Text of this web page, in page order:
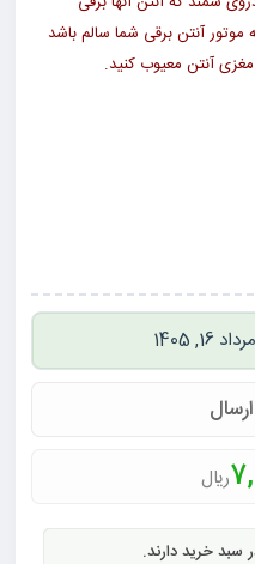
آنتن برقی شما سالم باشد
مغزی آنتن معیوب کنید.
مرداد 16, 1405
ریال
سبد خرید دارند.